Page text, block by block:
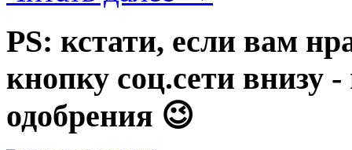
PS: кстати, если вам
кнопку соц.сети внизу
одобрения 😉